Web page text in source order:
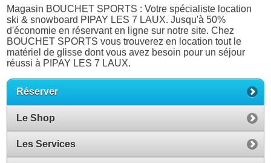
Magasin BOUCHET SPORTS : Votre spécialiste location
ski & snowboard PIPAY LES 7 LAUX. Jusqu'à 50%
d'économie en réservant en ligne sur notre site. Chez
BOUCHET SPORTS vous trouverez en location tout le
matériel de glisse dont vous avez besoin pour un séjour
réussi à PIPAY LES 7 LAUX.
Réserver
Le Shop
Les Services